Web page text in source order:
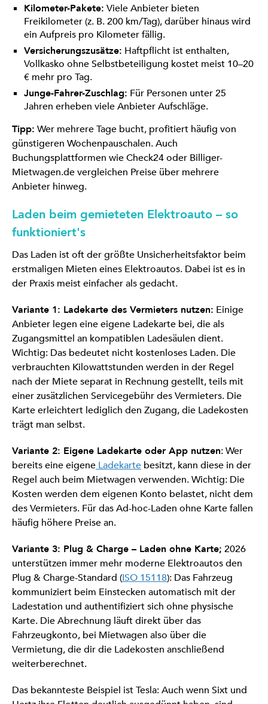
Kilometer-Pakete: Viele Anbieter bieten
Freikilometer (z. B. 200 km/Tag), darüber hinaus wird
ein Aufpreis pro Kilometer fällig.
Versicherungszusätze: Haftpflicht ist enthalten,
Vollkasko ohne Selbstbeteiligung kostet meist 10–20
€ mehr pro Tag.
Junge-Fahrer-Zuschlag: Für Personen unter 25
Jahren erheben viele Anbieter Aufschläge.
Tipp: Wer mehrere Tage bucht, profitiert häufig von
günstigeren Wochenpauschalen. Auch
Buchungsplattformen wie Check24 oder Billiger-
Mietwagen.de vergleichen Preise über mehrere
Anbieter hinweg.
Laden beim gemieteten Elektroauto – so
funktioniert's
Das Laden ist oft der größte Unsicherheitsfaktor beim
erstmaligen Mieten eines Elektroautos. Dabei ist es in
der Praxis meist einfacher als gedacht.
Variante 1: Ladekarte des Vermieters nutzen: Einige
Anbieter legen eine eigene Ladekarte bei, die als
Zugangsmittel an kompatiblen Ladesäulen dient.
Wichtig: Das bedeutet nicht kostenloses Laden. Die
verbrauchten Kilowattstunden werden in der Regel
nach der Miete separat in Rechnung gestellt, teils mit
einer zusätzlichen Servicegebühr des Vermieters. Die
Karte erleichtert lediglich den Zugang, die Ladekosten
trägt man selbst.
Variante 2: Eigene Ladekarte oder App nutzen: Wer
bereits eine eigene Ladekarte besitzt, kann diese in der
Regel auch beim Mietwagen verwenden. Wichtig: Die
Kosten werden dem eigenen Konto belastet, nicht dem
des Vermieters. Für das Ad-hoc-Laden ohne Karte fallen
häufig höhere Preise an.
Variante 3: Plug & Charge – Laden ohne Karte; 2026
unterstützen immer mehr moderne Elektroautos den
Plug & Charge-Standard (ISO 15118): Das Fahrzeug
kommuniziert beim Einstecken automatisch mit der
Ladestation und authentifiziert sich ohne physische
Karte. Die Abrechnung läuft direkt über das
Fahrzeugkonto, bei Mietwagen also über die
Vermietung, die dir die Ladekosten anschließend
weiterberechnet.
Das bekannteste Beispiel ist Tesla: Auch wenn Sixt und